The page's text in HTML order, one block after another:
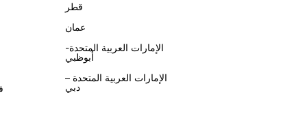
قطر
عمان
الإمارات العربية المتحدة-
أبوظبي
الإمارات العربية المتحدة –
دبي